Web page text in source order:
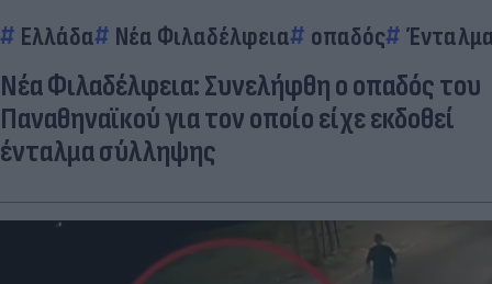
Ελλάδα Νέα Φιλαδέλφεια οπαδός
Νέα Φιλαδέλφεια: Συνελήφθη ο οπαδός του
Παναθηναϊκού για τον οποίο είχε εκδοθεί
ένταλμα σύλληψης